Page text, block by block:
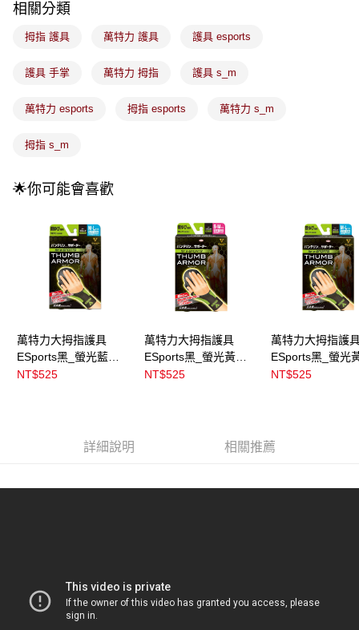
【繳款方式說明】
醒簡訊。
帳／街口支付／iPASS MONEY」等通路繳費。
1.本服務係由「台灣大哥大股份有限公司」（以下簡稱本公司）所提供，讓
買賣價金債權讓與本公司後，依約使用本公司帳單繳交帳款。
2.基於同意付款使用「大哥付你分期」之契約關係目的，商店將以您的個人
由本公司與您本人進行分期帳單所需資料之確認、核對及更正。
3.完整用戶服務條款，請詳閱以下連結：
付款後全家取貨
每筆NT$100，滿NT$899(含以上)免運費
每筆NT$100，滿NT$899(含以上)免運費
付款後7-11取貨
每筆NT$100，滿NT$899(含以上)免運費
每筆NT$100，滿NT$399(含以上)免運費
相關分類
拇指 護具 萬特力 護具 護具 esports
護具 手掌 萬特力 拇指 護具 s_m
萬特力 esports 拇指 esports 萬特力 s_m
拇指 s_m
🌟你可能會喜歡
萬特力大拇指護具
ESports黑_螢光藍
M_L(手掌圍19~21cm)
NT$525
萬特力大拇指護具
ESports黑_螢光黃
S_M(手掌圍17~19cm)
NT$525
萬特力大拇指護
ESports黑_螢光
M_L(手掌圍
NT$525
詳細說明 相關推薦